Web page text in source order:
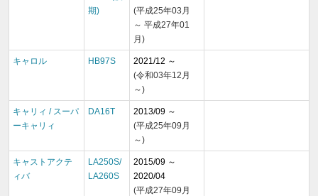
期)
(平成25年03月
～ 平成27年01
月)
キャロル HB97S
2021/12 ～
(令和03年12月
～)
キャリィ / スーパ
ーキャリィ
DA16T
2013/09 ～
(平成25年09月
～)
キャストアクテ
ィバ
LA250S/
LA260S
2015/09 ～
2020/04
(平成27年09月